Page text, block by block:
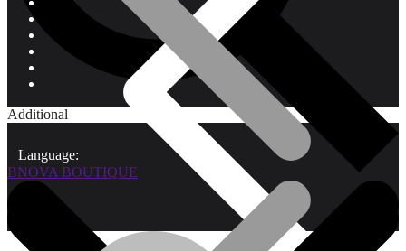
Additional
Language:
BNOVA BOUTIQUE